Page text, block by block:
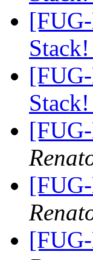
Stack!
Stack!